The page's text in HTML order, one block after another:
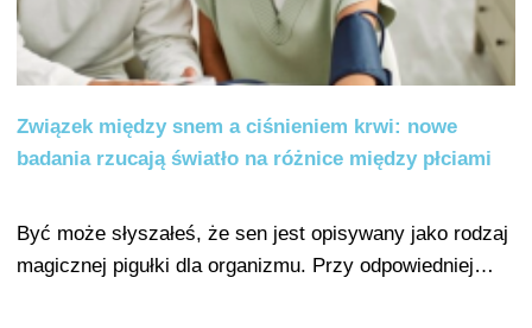
Związek między snem a ciśnieniem krwi: nowe
badania rzucają światło na różnice między płciami
Być może słyszałeś, że sen jest opisywany jako rodzaj
magicznej pigułki dla organizmu. Przy odpowiedniej…